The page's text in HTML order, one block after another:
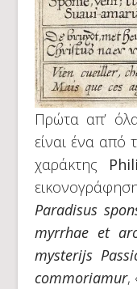
Πρώτα απ’
είναι ένα από
χαράκτης
Paradisus
myrrhae et
mysterijs
commoriamur,